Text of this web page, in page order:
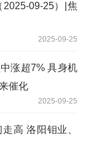
09-25）|焦
2025-09-25
涨超7% 具身机
催化
2025-09-25
高 洛阳钼业、